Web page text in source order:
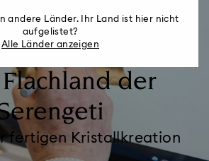
der
fertigen Kristallkreation
andere Länder. Ihr Land ist hier nicht
aufgelistet?
Alle Länder anzeigen